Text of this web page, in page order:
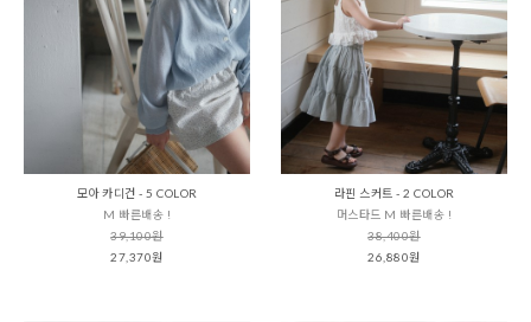
모아 카디건 - 5 COLOR
M 빠른배송 !
39,100원
27,370원
라핀 스커트 - 2 COLOR
머스타드 M 빠른배송 !
38,400원
26,880원